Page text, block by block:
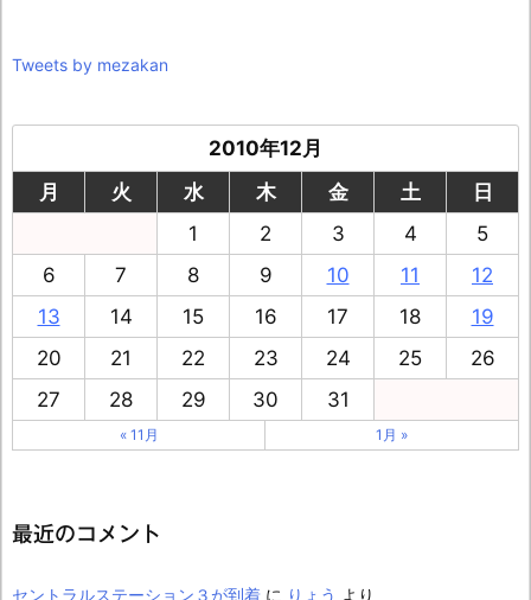
Tweets by mezakan
2010年12月
月
火 水 木 金 土
日
1
2 3 4
5
6
7 8 9 10 11
12
13
14 15 16 17 18
19
20
21 22 23 24 25
26
27
28 29 30 31
« 11月 1月 »
最近のコメント
セントラルステーション３が到着 に りょう より